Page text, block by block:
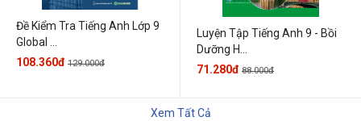
Đề Kiểm Tra Tiếng Anh Lớp 9
Global ...
108.360đ 129.000đ
Luyện Tập Tiếng Anh 9 - Bồi
Dưỡng H...
71.280đ 88.000đ
Xem Tất Cả